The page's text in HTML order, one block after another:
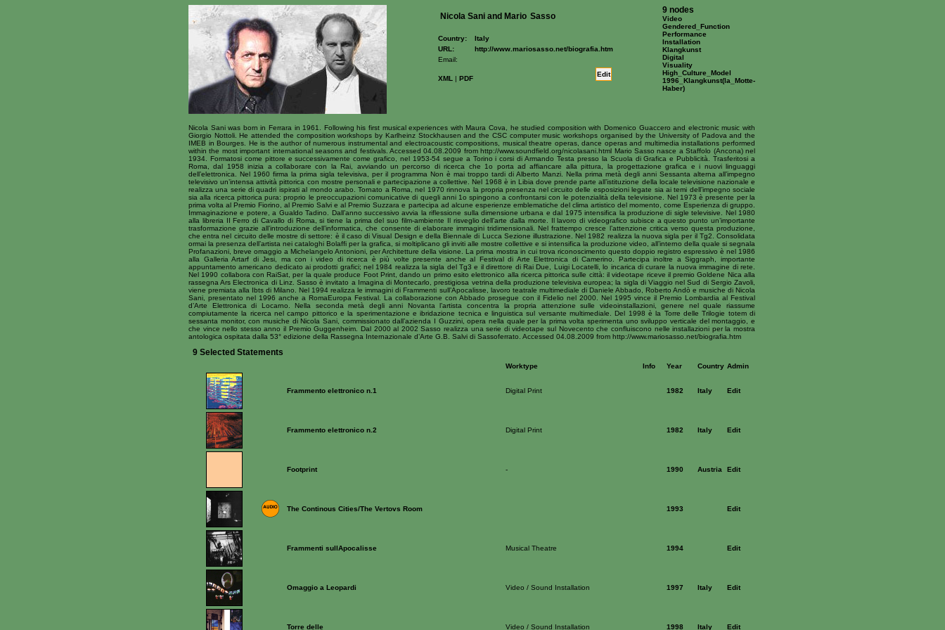
Nicola Sani and Mario Sasso
Country:
Italy
URL:
http://www.mariosasso.net/biografia.htm
Email:
XML | PDF
Edit
9 nodes
Video
Gendered_Function
Performance
Installation
Klangkunst
Digital
Visuality
High_Culture_Model
1996_Klangkunst(la_Motte-
Haber)
Nicola Sani was born in Ferrara in 1961. Following his first musical experiences with Maura Cova, he studied composition with Domenico Guaccero and electronic music with
Giorgio Nottoli. He attended the composition workshops by Karlheinz Stockhausen and the CSC computer music workshops organised by the University of Padova and the
IMEB in Bourges. He is the author of numerous instrumental and electroacoustic compositions, musical theatre operas, dance operas and multimedia installations performed
within the most important international seasons and festivals. Accessed 04.08.2009 from http://www.soundfield.org/nicolasani.html Mario Sasso nasce a Staffolo (Ancona) nel
1934. Formatosi come pittore e successivamente come grafico, nel 1953-54 segue a Torino i corsi di Armando Testa presso la Scuola di Grafica e Pubblicità. Trasferitosi a
Roma, dal 1958 inizia a collaborare con la Rai, avviando un percorso di ricerca che 1o porta ad affiancare alla pittura, la progettazione grafica e i nuovi linguaggi
dell’elettronica. Nel 1960 firma la prima sigla televisiva, per il programma Non è mai troppo tardi di Alberto Manzi. Nella prima metà degli anni Sessanta alterna all’impegno
televisivo un’intensa attività pittorica con mostre personali e partecipazione a collettive. Nel 1968 è in Libia dove prende parte all’istituzione della locale televisione nazionale e
realizza una serie di quadri ispirati al mondo arabo. Tornato a Roma, nel 1970 rinnova la propria presenza nel circuito delle esposizioni legate sia ai temi dell’impegno sociale
sia alla ricerca pittorica pura: proprio le preoccupazioni comunicative di quegli anni 1o spingono a confrontarsi con le potenzialità della televisione. Nel 1973 è presente per la
prima volta al Premio Fiorino, al Premio Salvi e al Premio Suzzara e partecipa ad alcune esperienze emblematiche del clima artistico del momento, come Esperienza di gruppo.
Immaginazione e potere, a Gualdo Tadino. Dall’anno successivo avvia la riflessione sulla dimensione urbana e dal 1975 intensifica la produzione di sigle televisive. Nel 1980
alla libreria II Ferro di Cavallo di Roma, si tiene la prima del suo film-ambiente Il risveglio dell’arte dalla morte. Il lavoro di videografico subisce a questo punto un’importante
trasformazione grazie all’introduzione dell’informatica, che consente di elaborare immagini tridimensionali. Nel frattempo cresce l’attenzione critica verso questa produzione,
che entra nel circuito delle mostre di settore: è il caso di Visual Design e della Biennale di Lucca Sezione illustrazione. Nel 1982 realizza la nuova sigla per il Tg2. Consolidata
ormai la presenza dell’artista nei cataloghi Bolaffi per la grafica, si moltiplicano gli inviti alle mostre collettive e si intensifica la produzione video, all’interno della quale si segnala
Profanazioni, breve omaggio a Michelangelo Antonioni, per Architetture della visione. La prima mostra in cui trova riconoscimento questo doppio registro espressivo è nel 1986
alla Galleria Artarf di Jesi, ma con i video di ricerca è più volte presente anche al Festival di Arte Elettronica di Camerino. Partecipa inoltre a Siggraph, importante
appuntamento americano dedicato ai prodotti grafici; nel 1984 realizza la sigla del Tg3 e il direttore di Rai Due, Luigi Locatelli, lo incarica di curare la nuova immagine di rete.
Nel 1990 collabora con RaiSat, per la quale produce Foot Print, dando un primo esito elettronico alla ricerca pittorica sulle città: il videotape riceve il premio Goldene Nica alla
rassegna Ars Electronica di Linz. Sasso è invitato a Imagina di Montecarlo, prestigiosa vetrina della produzione televisiva europea; la sigla di Viaggio nel Sud di Sergio Zavoli,
viene premiata alla Ibts di Milano. Nel 1994 realizza le immagini di Frammenti sull’Apocalisse, lavoro teatrale multimediale di Daniele Abbado, Roberto Andò e musiche di Nicola
Sani, presentato nel 1996 anche a RomaEuropa Festival. La collaborazione con Abbado prosegue con il Fidelio nel 2000. Nel 1995 vince il Premio Lombardia al Festival
d’Arte Elettronica di Locarno. Nella seconda metà degli anni Novanta l’artista concentra la propria attenzione sulle videoinstallazioni, genere nel quale riassume
compiutamente la ricerca nel campo pittorico e la sperimentazione e ibridazione tecnica e linguistica sul versante multimediale. Del 1998 è la Torre delle Trilogie totem di
sessanta monitor, con musiche di Nicola Sani, commissionato dall’azienda I Guzzini, opera nella quale per la prima volta sperimenta uno sviluppo verticale del montaggio, e
che vince nello stesso anno il Premio Guggenheim. Dal 2000 al 2002 Sasso realizza una serie di videotape sul Novecento che confluiscono nelle installazioni per la mostra
antologica ospitata dalla 53° edizione della Rassegna Internazionale d’Arte G.B. Salvi di Sassoferrato. Accessed 04.08.2009 from http://www.mariosasso.net/biografia.htm
9 Selected Statements
Worktype Info Year Country Admin
Frammento elettronico n.1 Digital Print 1982 Italy Edit
Frammento elettronico n.2 Digital Print 1982 Italy Edit
Footprint - 1990 Austria Edit
The Continous Cities/The Vertovs Room 1993 Edit
Frammenti sullApocalisse Musical Theatre 1994 Edit
Omaggio a Leopardi Video / Sound Installation 1997 Italy Edit
Torre delle Video / Sound Installation 1998 Italy Edit